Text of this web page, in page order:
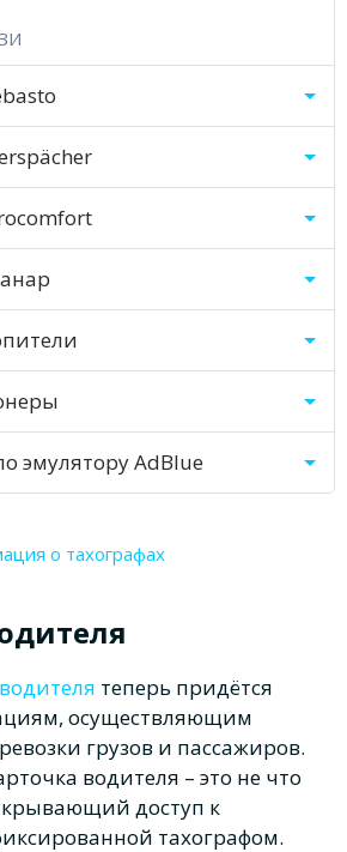
эмулятору AdBlue
о тахографах
теперь придётся
осуществляющим
грузов и пассажиров.
водителя – это не что
доступ к
тахографом.